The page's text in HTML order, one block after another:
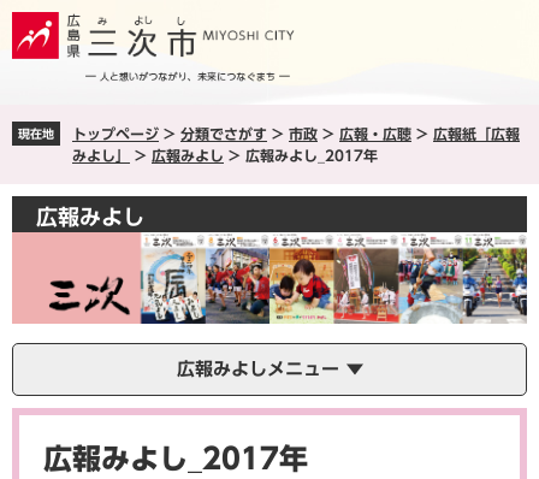
ペ
ジ
メ
ュ
現在地 トップページ > 分類でさがす > 市政 > 広報・広聴 > 広報紙「広報
みよし」
> 広報みよし > 広報みよし_2017年
広報みよし
広報みよしメニュー
本
広報みよし_2017年